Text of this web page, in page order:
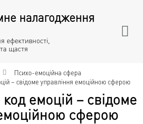
налагодження
ефективності,
щастя
Психо-емоційна сфера
– свідоме управління емоційною сферою
емоцій – свідоме
сферою